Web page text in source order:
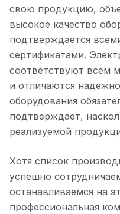
источники
электронные
свою продукцию,
высокое качество
подтверждается
сертификатами.
соответствуют всем
и отличаются
оборудования
подтверждает,
реализуемой
Хотя список
успешно
останавливаемся на
профессиональная